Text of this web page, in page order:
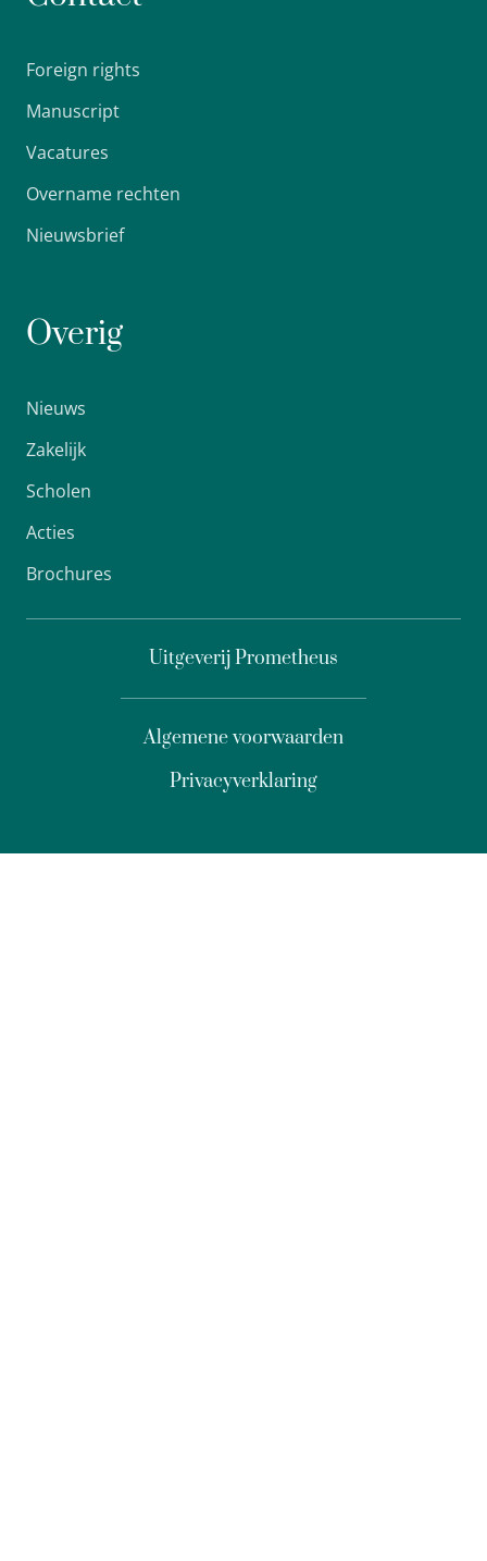
Foreign rights
Manuscript
Vacatures
Overname rechten
Nieuwsbrief
Overig
Nieuws
Zakelijk
Scholen
Acties
Brochures
Uitgeverij Prometheus
Privacyverklaring
Algemene voorwaarden